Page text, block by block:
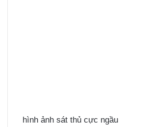
hình ảnh sát thủ cực ngầu